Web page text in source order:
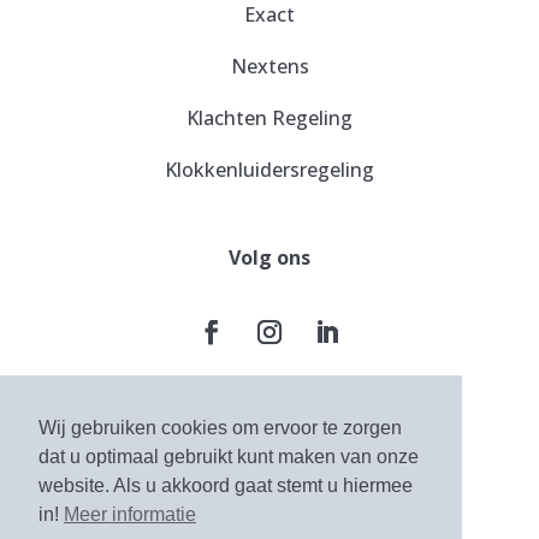
Exact
Nextens
Klachten Regeling
Klokkenluidersregeling
Volg ons
Algemene voorwaarden
Privacy Statement
Wij gebruiken cookies om ervoor te zorgen
dat u optimaal gebruikt kunt maken van onze
website. Als u akkoord gaat stemt u hiermee
in! Meer informatie